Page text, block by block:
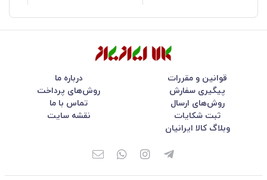
قوانین و مقررات
درباره ما
پیگیری سفارش
روش‌های پرداخت
روش‌های ارسال
تماس با ما
ثبت شکایات
نقشه سایت
وبلاگ کالا ایرانیان